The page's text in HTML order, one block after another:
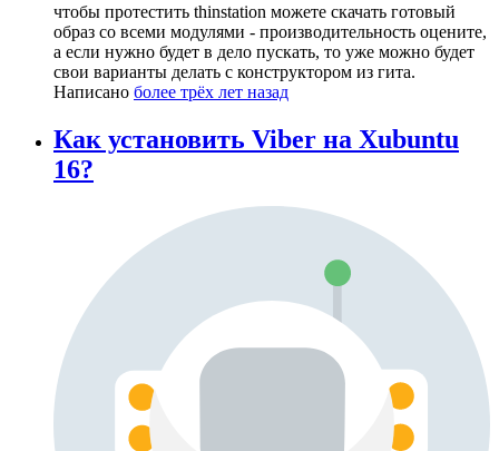
чтобы протестить thinstation можете скачать готовый
образ со всеми модулями - производительность оцените,
а если нужно будет в дело пускать, то уже можно будет
свои варианты делать с конструктором из гита.
Написано более трёх лет назад
Как установить Viber на Xubuntu
16?